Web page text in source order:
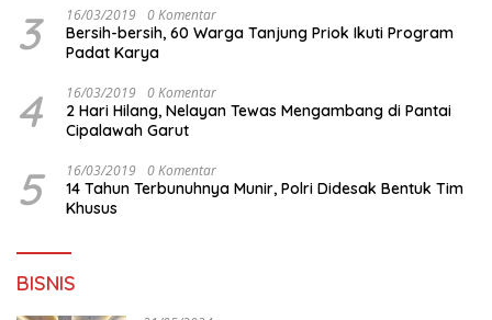
3 16/03/2019 0 Komentar
Bersih-bersih, 60 Warga Tanjung Priok Ikuti Program
Padat Karya
4 16/03/2019 0 Komentar
2 Hari Hilang, Nelayan Tewas Mengambang di Pantai
Cipalawah Garut
5 16/03/2019 0 Komentar
14 Tahun Terbunuhnya Munir, Polri Didesak Bentuk Tim
Khusus
BISNIS